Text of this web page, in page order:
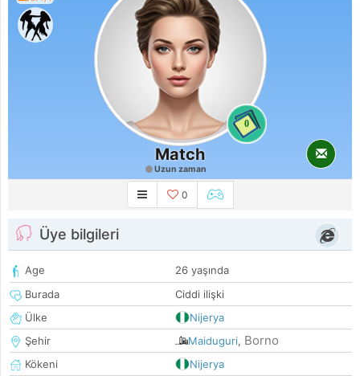
0
Match
Uzun zaman
0
Üye bilgileri
Age
26 yaşında
Burada
Ciddi ilişki
Ülke
Nijerya
Şehir
Maiduguri, Borno
Kökeni
Nijerya